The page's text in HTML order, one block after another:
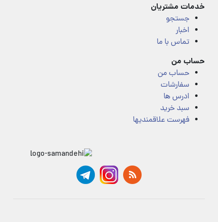
خدمات مشتریان
جستجو
اخبار
تماس با ما
حساب من
حساب من
سفارشات
ادرس ها
سبد خرید
فهرست علاقمندیها